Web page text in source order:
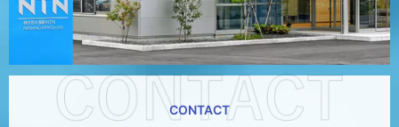
CONTACT